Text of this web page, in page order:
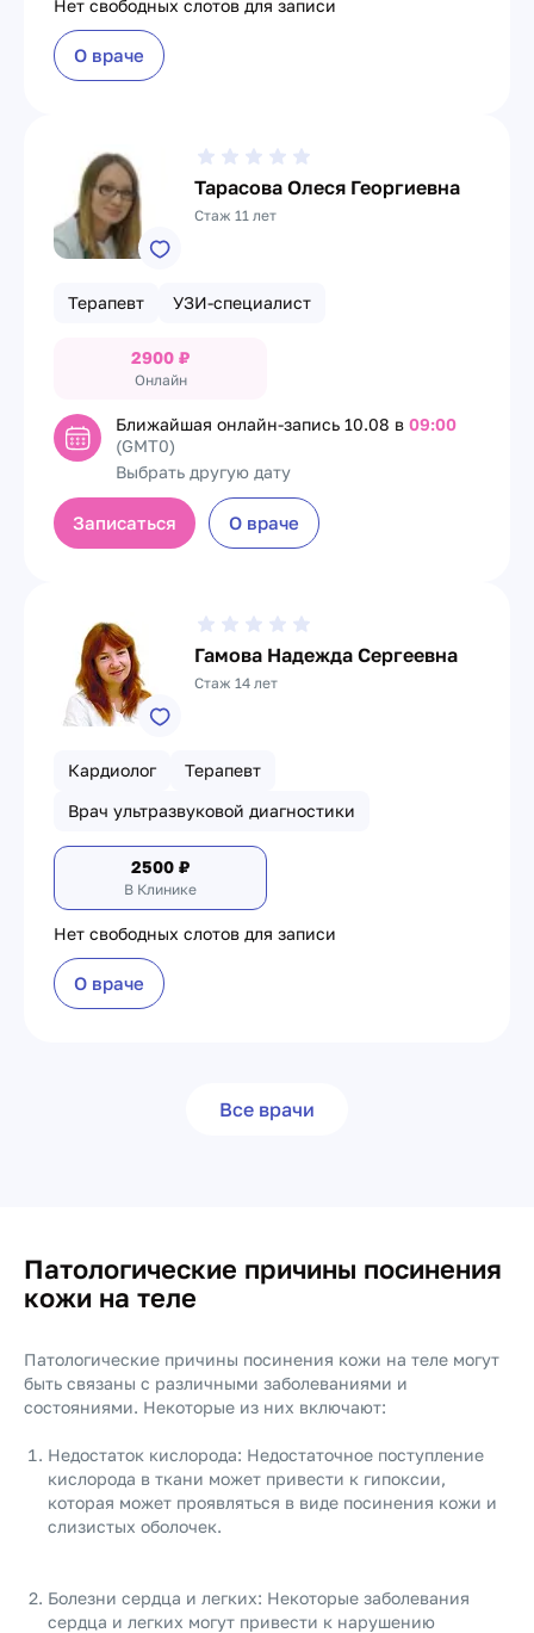
Нет свободных слотов для записи
О враче
Тарасова Олеся Георгиевна
Стаж 11 лет
Терапевт УЗИ-специалист
2900 ₽
Онлайн
Ближайшая онлайн-запись 10.08 в 09:00
(GMT0)
Выбрать другую дату
Записаться О враче
Гамова Надежда Сергеевна
Стаж 14 лет
Кардиолог
Терапевт
Врач ультразвуковой диагностики
2500 ₽
В Клинике
Нет свободных слотов для записи
О враче
Все врачи
Патологические причины посинения
кожи на теле
Патологические причины посинения кожи на теле могут
быть связаны с различными заболеваниями и
состояниями. Некоторые из них включают:
Недостаток кислорода: Недостаточное поступление
кислорода в ткани может привести к гипоксии,
которая может проявляться в виде посинения кожи и
слизистых оболочек.
Болезни сердца и легких: Некоторые заболевания
сердца и легких могут привести к нарушению